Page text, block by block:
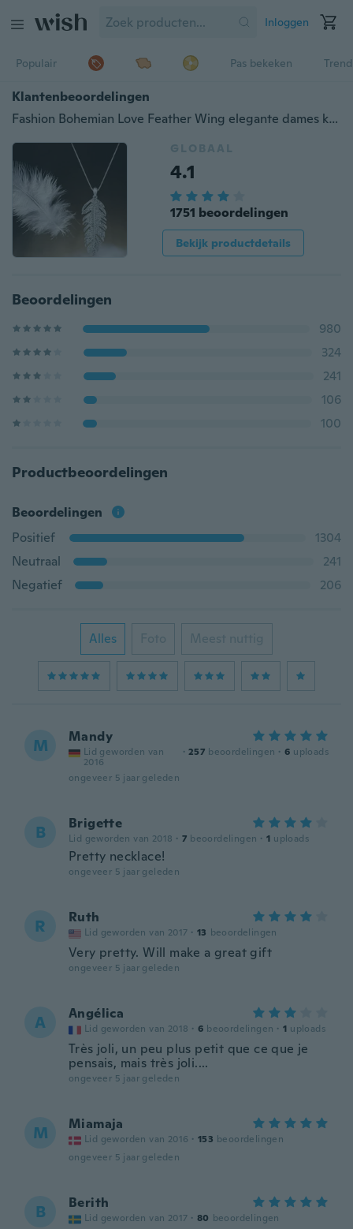
Inloggen
Populair Pas bekeken
Klantenbeoordelingen
Fashion Bohemian Love Feather Wing elegante dames ketting hanger ketting sieraden
GLOBAAL
4.1
1751 beoordelingen
Bekijk productdetails
Beoordelingen
980
324
241
106
100
Productbeoordelingen
Beoordelingen
Positief
1304
Neutraal
241
Negatief
206
Alles Foto Meest nuttig
M Mandy
Lid geworden van
2016
· 257 beoordelingen · 6 uploads
ongeveer 5 jaar geleden
B Brigette
Lid geworden van 2018 · 7 beoordelingen · 1 uploads
Pretty necklace!
ongeveer 5 jaar geleden
R Ruth
Lid geworden van 2017 · 13 beoordelingen
Very pretty. Will make a great gift
ongeveer 5 jaar geleden
A Angélica
Lid geworden van 2018 · 6 beoordelingen · 1 uploads
Très joli, un peu plus petit que ce que je
pensais, mais très joli....
ongeveer 5 jaar geleden
M Miamaja
Lid geworden van 2016 · 153 beoordelingen
ongeveer 5 jaar geleden
B Berith
Lid geworden van 2017 · 80 beoordelingen